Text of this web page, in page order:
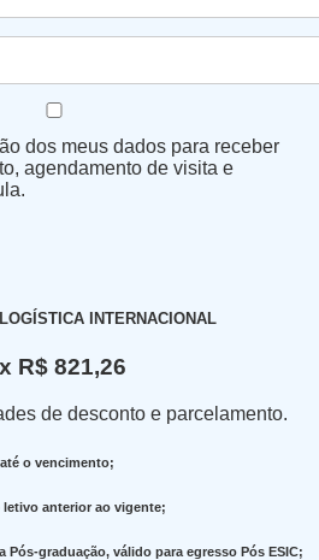
dos meus dados para receber
agendamento de visita e
INTERNACIONAL
R$ 821,26
de desconto e parcelamento.
o vencimento;
anterior ao vigente;
Pós-graduação, válido para egresso Pós ESIC;